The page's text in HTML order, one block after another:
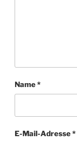
Name*
E-Mail-Adresse*